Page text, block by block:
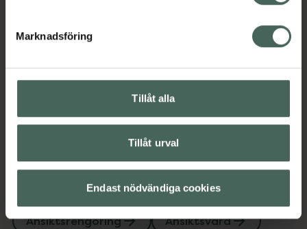
Marknadsföring
Tillåt alla
Tillåt urval
Endast nödvändiga cookies
Omdömen Visa
Innehåll Visa
Instruktioner Visa
Upptäck flera produkter inom
Ansiktsrengöring
Ansiktsvård